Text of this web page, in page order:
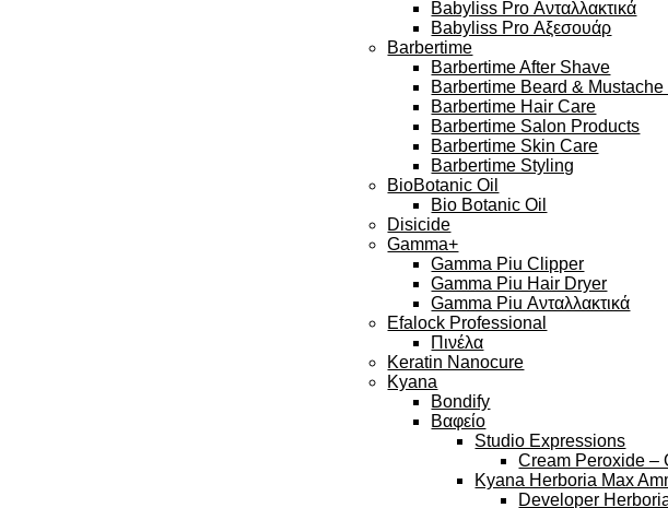
Babyliss Pro Ανταλλακτικά
Babyliss Pro Αξεσουάρ
Barbertime
Barbertime After Shave
Barbertime Beard & Mustache
Barbertime Hair Care
Barbertime Salon Products
Barbertime Skin Care
Barbertime Styling
BioBotanic Oil
Bio Botanic Oil
Disicide
Gamma+
Gamma Piu Clipper
Gamma Piu Hair Dryer
Gamma Piu Ανταλλακτικά
Efalock Professional
Πινέλα
Keratin Nanocure
Kyana
Bondify
Βαφείο
Studio Expressions
Cream Peroxide –
Kyana Herboria Max
Developer